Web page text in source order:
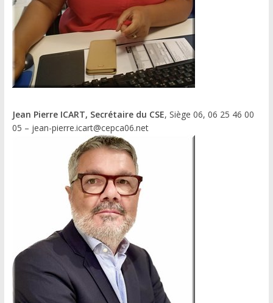
Jean Pierre ICART, Secrétaire du CSE, Siège 06, 06 25 46 00
05 – jean-pierre.icart@cepca06.net